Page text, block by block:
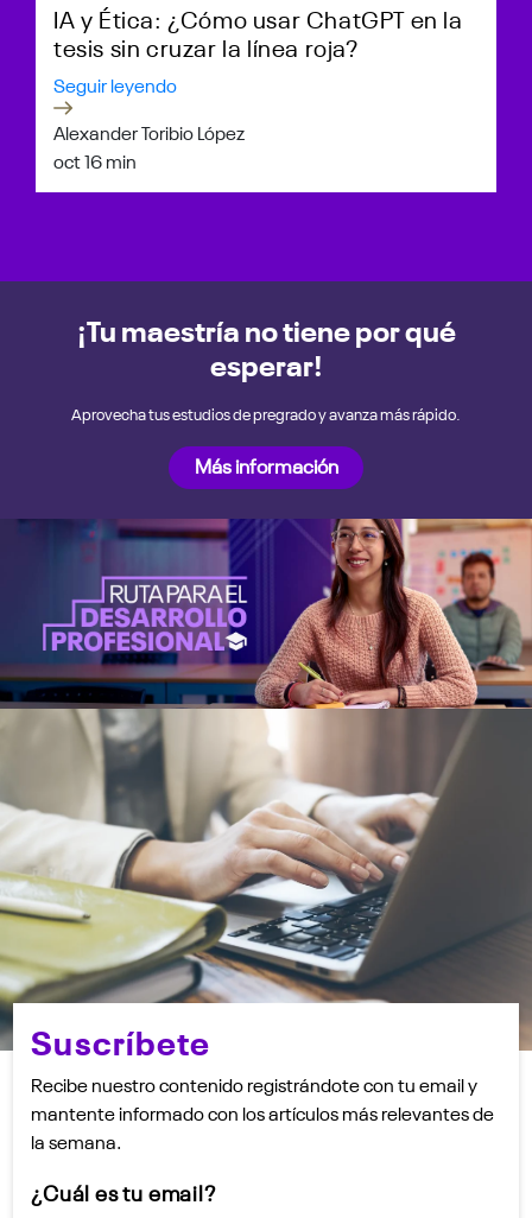
IA y Ética: ¿Cómo usar ChatGPT en la
tesis sin cruzar la línea roja?
Seguir leyendo
Alexander Toribio López
oct 16 min
¡Tu maestría no tiene por qué
esperar!
Aprovecha tus estudios de pregrado y avanza más rápido.
Más información
Suscríbete
Recibe nuestro contenido registrándote con tu email y
mantente informado con los artículos más relevantes de
la semana.
¿Cuál es tu email?